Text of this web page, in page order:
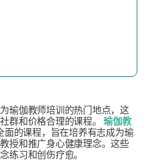
瑜伽教师培训的热门地点，这
群和价格合理的课程。瑜伽教
面的课程，旨在培养有志成为瑜
授和推广身心健康理念。这些
练习和创伤疗愈。